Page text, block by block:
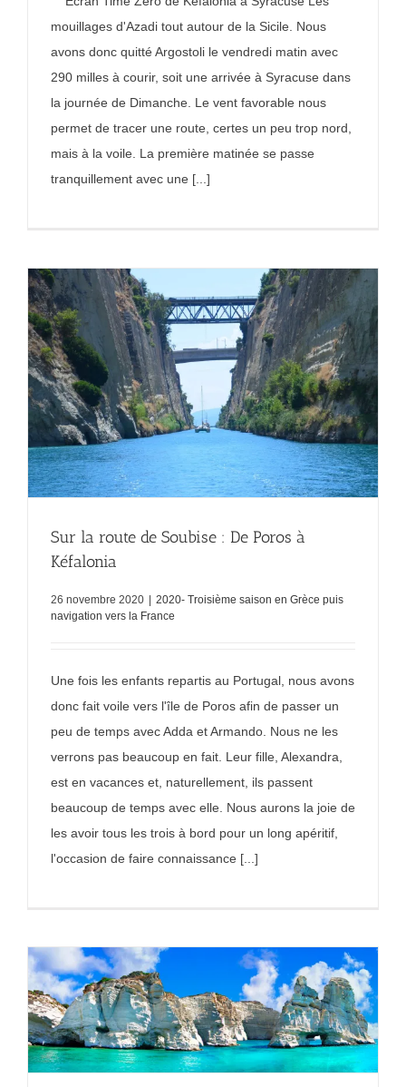
mouillages d'Azadi tout autour de la Sicile. Nous
avons donc quitté Argostoli le vendredi matin avec
290 milles à courir, soit une arrivée à Syracuse dans
la journée de Dimanche. Le vent favorable nous
permet de tracer une route, certes un peu trop nord,
mais à la voile. La première matinée se passe
tranquillement avec une [...]
Sur la route de Soubise : De Poros à
Kéfalonia
26 novembre 2020
2020- Troisième saison en Grèce puis
navigation vers la France
Une fois les enfants repartis au Portugal, nous avons
donc fait voile vers l'île de Poros afin de passer un
peu de temps avec Adda et Armando. Nous ne les
verrons pas beaucoup en fait. Leur fille, Alexandra,
est en vacances et, naturellement, ils passent
beaucoup de temps avec elle. Nous aurons la joie de
les avoir tous les trois à bord pour un long apéritif,
l'occasion de faire connaissance [...]